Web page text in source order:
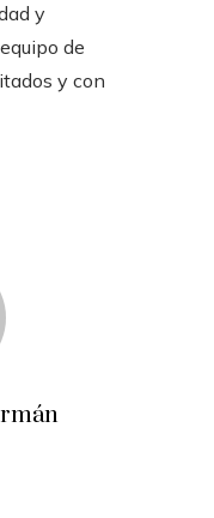
y
de
y con